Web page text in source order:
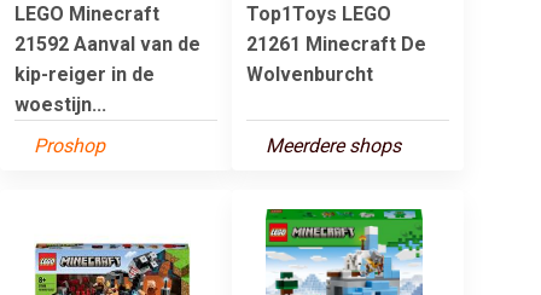
LEGO Minecraft
21592 Aanval van de
kip-reiger in de
woestijn...
Proshop
Top1Toys LEGO
21261 Minecraft De
Wolvenburcht
Meerdere shops